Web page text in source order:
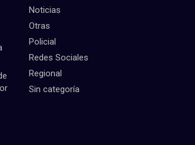
Noticias
Otras
Policial
Redes Sociales
Regional
Sin categoría